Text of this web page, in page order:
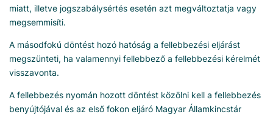
miatt, illetve jogszabálysértés esetén azt megváltoztatja vagy
megsemmisíti.
A másodfokú döntést hozó hatóság a fellebbezési eljárást
megszünteti, ha valamennyi fellebbező a fellebbezési kérelmét
visszavonta.
A fellebbezés nyomán hozott döntést közölni kell a fellebbezés
benyújtójával és az első fokon eljáró Magyar Államkincstár